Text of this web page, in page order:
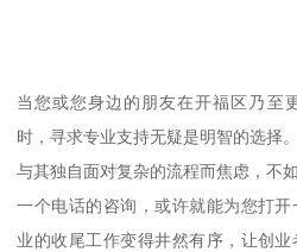
当您或您身边的朋友在开福区乃至
时，寻求专业支持无疑是明智的选择。
与其独自面对复杂的流程而焦虑，不
一个电话的咨询，或许就能为您打
业的收尾工作变得井然有序，让创